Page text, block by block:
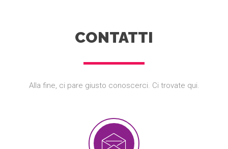
CONTATTI
Alla fine, ci pare giusto conoscerci. Ci trovate qui.